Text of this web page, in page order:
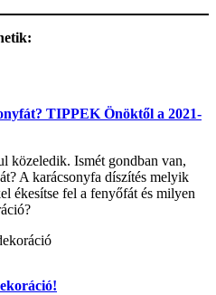
TIPPEK Önöktől a 2021-
közeledik. Ismét gondban van,
A karácsonyfa díszítés melyik
ékesítse fel a fenyőfát és milyen